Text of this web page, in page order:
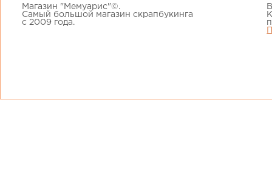
Магазин "Мемуарис"©.
Самый большой магазин скрапбукинга
с 2009 года.